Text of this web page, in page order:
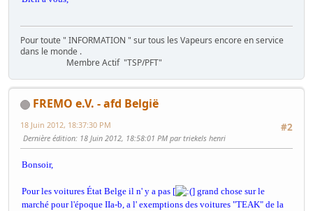
Pour toute " INFORMATION " sur tous les Vapeurs encore en service
dans le monde .
Membre Actif "TSP/PFT"
FREMO e.V. - afd België
#2
18 Juin 2012, 18:37:30 PM
Dernière édition: 18 Juin 2012, 18:58:01 PM par triekels henri
Bonsoir,
Pour les voitures État Belge il n' y a pas [
] grand chose sur le
marché pour l'époque IIa-b, a l' exemptions des voitures "TEAK" de la